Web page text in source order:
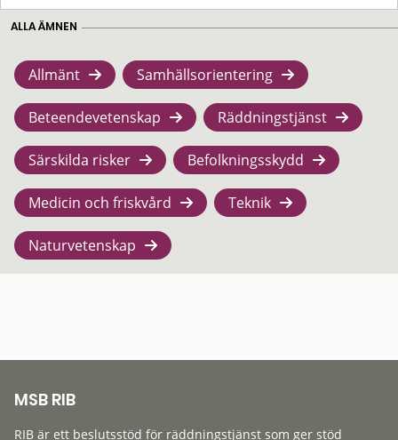
ALLA ÄMNEN
Allmänt Samhällsorientering
Beteendevetenskap Räddningstjänst
Särskilda risker Befolkningsskydd
Medicin och friskvård Teknik
Naturvetenskap
MSB RIB
RIB är ett beslutsstöd för räddningstjänst som ger stöd